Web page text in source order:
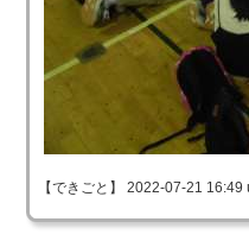
【できごと】 2022-07-21